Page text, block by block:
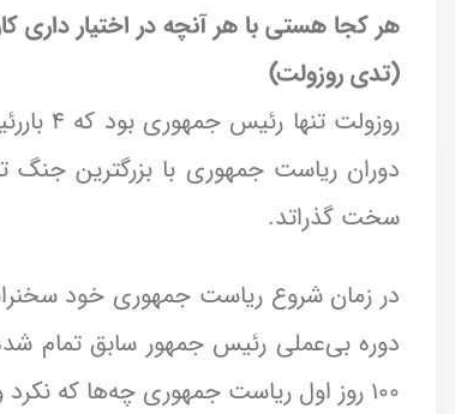
هر کجا هستی با هر آنچه در اختیار داری
(تدی روزولت)
دوران ریاست جمهوری با بزرگترین جنگ
سخت گذراتد.
در زمان شروع ریاست جمهوری خود
۱۰۰ روز اول ریاست جمهوری چه‌ها که نکرد و معیار ۱۰۰ روز اول از کارکرد ریاست جمهوری روزولت گرفته شده است.